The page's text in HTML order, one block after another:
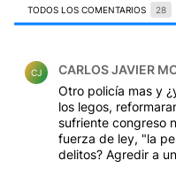
TODOS LOS COMENTARIOS 28
CJ CARLOS JAVIER
Otro policía mas y ¿ya van? ¿Cuando
los legos,
sufriente congreso
fuerza de ley, "la
delitos? Agredir a
directamente es